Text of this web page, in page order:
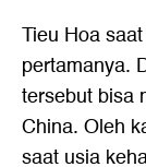
Tieu Hoa
pertamanya.
tersebut bisa
China. Oleh
saat usia